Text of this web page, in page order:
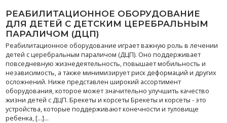
РЕАБИЛИТАЦИОННОЕ ОБОРУДОВАНИЕ
ДЛЯ ДЕТЕЙ С ДЕТСКИМ ЦЕРЕБРАЛЬНЫМ
ПАРАЛИЧОМ (ДЦП)
Реабилитационное оборудование играет важную роль в лечении
детей с церебральным параличом (ДЦП). Оно поддерживает
повседневную жизнедеятельность, повышает мобильность и
независимость, а также минимизирует риск деформаций и других
осложнений. Ниже представлен широкий ассортимент
оборудования, которое может значительно улучшить качество
жизни детей с ДЦП. Брекеты и корсеты Брекеты и корсеты - это
устройства, которые поддерживают конечности и туловище
ребенка, [...]...